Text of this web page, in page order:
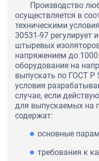
Производство
осуществляется в
техническими
30531-97 регулирует
штыревых
напряжением до
оборудование на
выпускать по ГОСТ Р
условия
случае, если
для выпускаемых на
содержат:
основные
требования к